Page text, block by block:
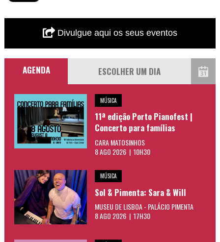
Divulgue aqui os seus eventos
AGENDA
MÚSICA
11ª edição Porto Pianofest |
Concerto para famílias
CARA MATOSINHOS
8 AGO 2026 | 10H30
MÚSICA
Sol & Pimenta: Sara & Will
MUSEU DE LISBOA - PALÁCIO PIMENTA
8 AGO 2026 | 17H30